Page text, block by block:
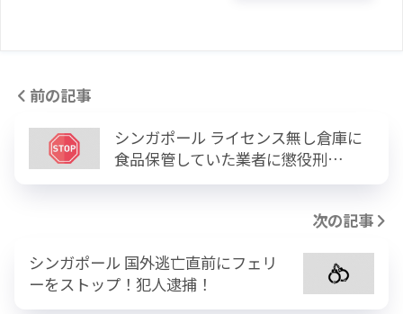
前の記事
シンガポール ライセンス無し倉庫に
食品保管していた業者に懲役刑…
次の記事
シンガポール 国外逃亡直前にフェリ
ーをストップ！犯人逮捕！